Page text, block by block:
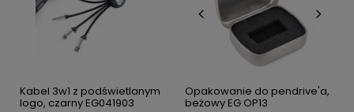
Kabel 3w1 z podświetlanym
logo, czarny EG041903
Opakowanie do pendrive'a,
beżowy EG OP13